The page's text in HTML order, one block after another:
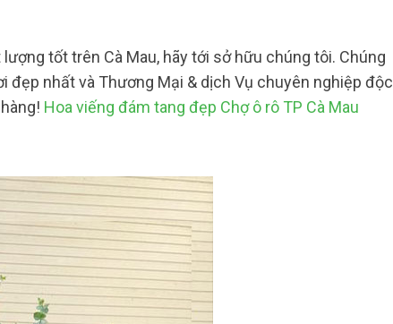
tốt trên Cà Mau, hãy tới sở hữu chúng tôi. Chúng
nhất và Thương Mại & dịch Vụ chuyên nghiệp độc
Hoa viếng đám tang đẹp Chợ ô rô TP Cà Mau